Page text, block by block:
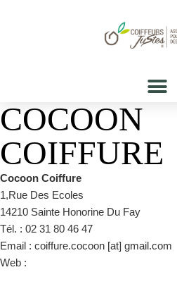
COCOON
COIFFURE
Cocoon Coiffure
1,Rue Des Ecoles
14210 Sainte Honorine Du Fay
Tél. : 02 31 80 46 47
Email : coiffure.cocoon [at] gmail.com
Web :